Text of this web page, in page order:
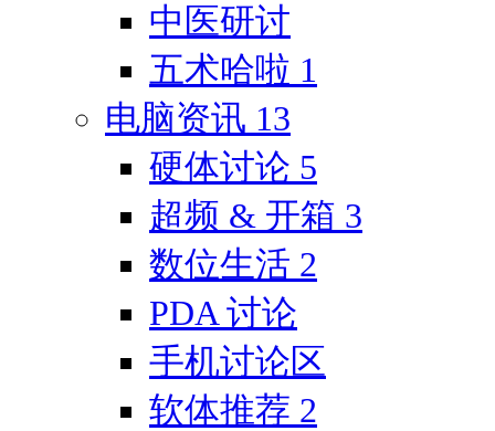
中医研讨
五术哈啦 1
电脑资讯 13
硬体讨论 5
超频 & 开箱 3
数位生活 2
PDA 讨论
手机讨论区
软体推荐 2